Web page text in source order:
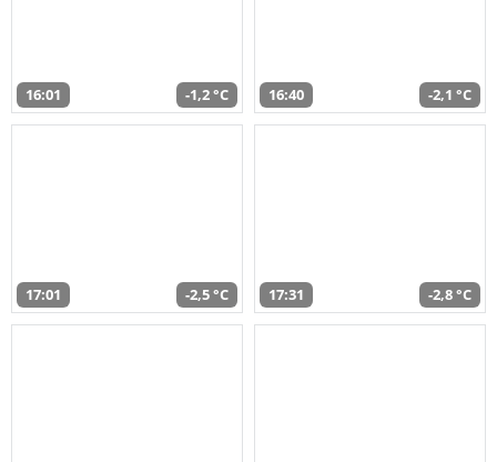
16:01 -1,2 °C 16:40 -2,1 °C
17:01 -2,5 °C 17:31 -2,8 °C